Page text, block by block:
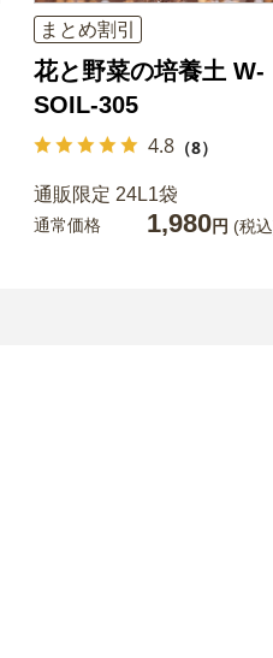
まとめ割引
花と野菜の培養土 W-
SOIL-305
4.8 （8）
通販限定 24L1袋
通常価格 1,980円 (税